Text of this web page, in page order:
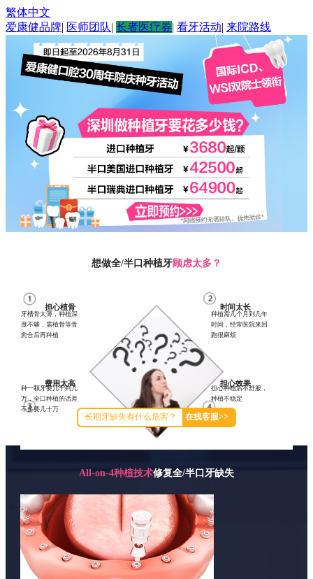
繁体中文
爱康健品牌| 医师团队| 长者医疗券| 看牙活动| 来院路线
想做全/半口种植牙顾虑太多？
担心植骨
牙槽骨太薄，种植深
度不够，需植骨等骨
愈合后再种植
时间太长
种植需几个月到几年
时间，经常医院来回
跑很麻烦
费用太高
种一颗牙要几千到几
万，全口种植的话差
不多要几十万
担心效果
担心种植后不舒服，
种植不稳定
长期牙缺失有什么危害？ 在线客服>>
All-on-4种植技术修复全/半口牙缺失